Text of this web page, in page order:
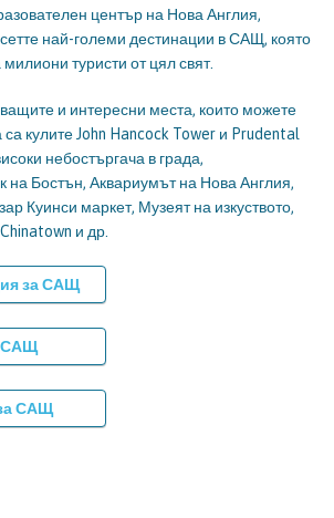
център на Нова Англия,
най-големи дестинации в САЩ, която
туристи от цял свят.
и интересни места, които можете
са кулите John Hancock Tower и Prudental
небостъргача в града,
на Бостън, Аквариумът на Нова Англия,
Куинси маркет, Музеят на изкуството,
и др.
за САЩ
САЩ
САЩ